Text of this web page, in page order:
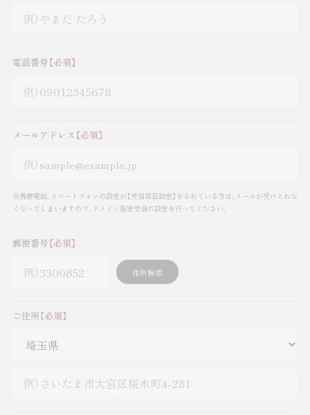
電話番号【必須】
メールアドレス 【必須】
※携帯電話､スマートフォンの設定が【受信拒否設定】をされている方は､メールが受けとれな
くなってしまいますので、ドメイン指定受信の設定を行ってください。
郵便番号【必須】
住所検索
ご住所【必須】